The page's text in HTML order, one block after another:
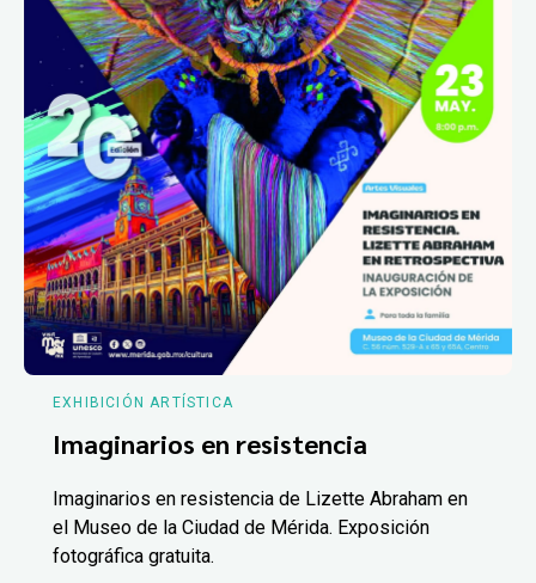
EXHIBICIÓN ARTÍSTICA
Imaginarios en resistencia
Imaginarios en resistencia de Lizette Abraham en
el Museo de la Ciudad de Mérida. Exposición
fotográfica gratuita.